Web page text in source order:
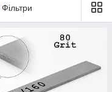
Фільтри